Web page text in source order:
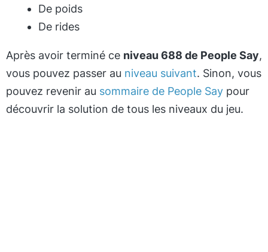
De poids
De rides
Après avoir terminé ce niveau 688 de People Say,
vous pouvez passer au niveau suivant. Sinon, vous
pouvez revenir au sommaire de People Say pour
découvrir la solution de tous les niveaux du jeu.